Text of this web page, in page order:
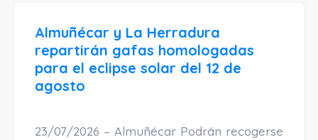
Almuñécar y La Herradura
repartirán gafas homologadas
para el eclipse solar del 12 de
agosto
23/07/2026 – Almuñécar Podrán recogerse